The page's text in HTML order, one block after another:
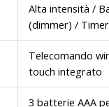
Alta intensità /
(dimmer) /
Telecomando
touch integrato
3 batterie AAA